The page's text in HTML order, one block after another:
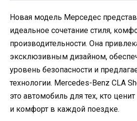
Новая модель Мерседес
идеальное сочетание стиля,
производительности. Она
эксклюзивным дизайном,
уровень безопасности и
технологии. Mercedes-Benz CLA
это автомобиль для тех, кто
и комфорт в каждой поездке.